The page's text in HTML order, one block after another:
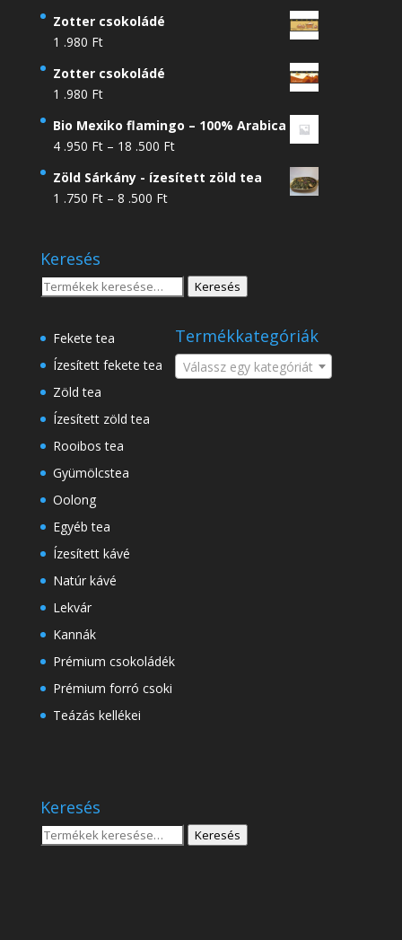
Zotter csokoládé
1 .980 Ft
Zotter csokoládé
1 .980 Ft
Bio Mexiko flamingo – 100% Arabica
4 .950 Ft – 18 .500 FtÁrtartomány:
.950 Ft
Zöld Sárkány - ízesített zöld tea
1 .750 Ft – 8 .500 FtÁrtartomány:
8
.500 Ft
Keresés
Keresés
Keresés
Fekete tea
Ízesített fekete tea
Zöld tea
Ízesített zöld tea
Rooibos tea
Gyümölcstea
Oolong
Egyéb tea
Ízesített kávé
Natúr kávé
Lekvár
Kannák
Prémium csokoládék
Prémium forró csoki
Teázás kellékei
Termékkategóriák
Válassz egy kategóriát
Keresés
Keresés
Keresés